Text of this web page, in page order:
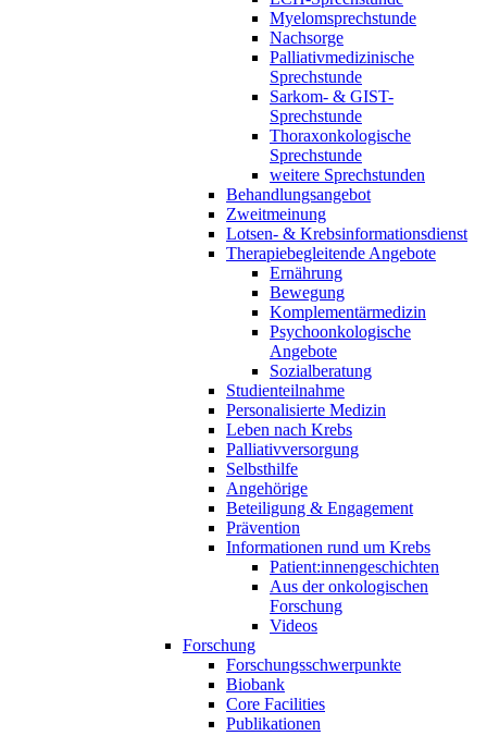
Myelomsprechstunde
Nachsorge
Palliativmedizinische
Sprechstunde
Sarkom- & GIST-
Sprechstunde
Thoraxonkologische
Sprechstunde
weitere Sprechstunden
Behandlungsangebot
Zweitmeinung
Lotsen- & Krebsinformationsdienst
Therapiebegleitende Angebote
Ernährung
Bewegung
Komplementärmedizin
Psychoonkologische
Angebote
Sozialberatung
Studienteilnahme
Personalisierte Medizin
Leben nach Krebs
Palliativversorgung
Selbsthilfe
Angehörige
Beteiligung & Engagement
Prävention
Informationen rund um Krebs
Patient:innengeschichten
Aus der onkologischen
Forschung
Videos
Forschung
Forschungsschwerpunkte
Biobank
Core Facilities
Publikationen